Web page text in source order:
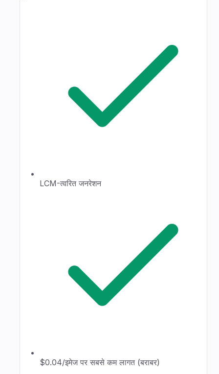
LCM-त्वरित जनरेशन
$0.04/इमेज पर सबसे कम लागत (बराबर)